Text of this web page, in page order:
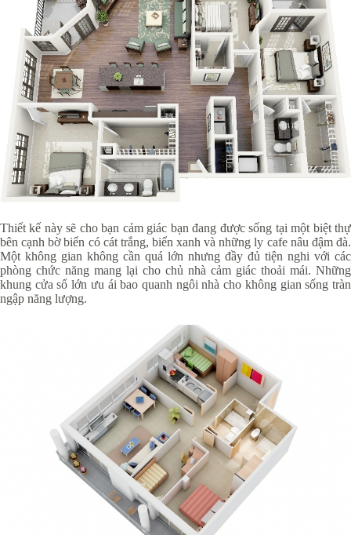
Thiết kế này sẽ cho bạn cảm giác bạn đang được sống tại một biệt thự
bên cạnh bờ biển có cát trắng, biển xanh và những ly cafe nâu đậm đà.
Một không gian không cần quá lớn nhưng đầy đủ tiện nghi với các
phòng chức năng mang lại cho chủ nhà cảm giác thoải mái. Những
khung cửa sổ lớn ưu ái bao quanh ngôi nhà cho không gian sống tràn
ngập năng lượng.